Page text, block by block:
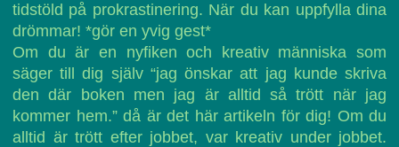
tidstöld på prokrastinering. När du kan uppfylla dina
drömmar! *gör en yvig gest*
Om du är en nyfiken och kreativ människa som
säger till dig själv “jag önskar att jag kunde skriva
den där boken men jag är alltid så trött när jag
kommer hem.” då är det här artikeln för dig! Om du
alltid är trött efter jobbet, var kreativ under jobbet.